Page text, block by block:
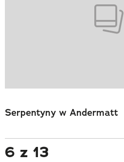
Serpentyny w Andermatt
6 z 13